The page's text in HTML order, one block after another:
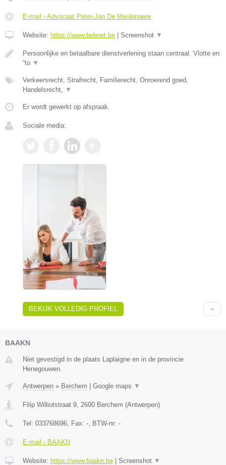
E-mail › Advocaat Peter-Jan De Meulenaere
Website: https://www.beboet.be Screenshot ▼
Persoonlijke en betaalbare dienstverlening staan centraal. Vlotte en
“to ▼
Verkeersrecht, Strafrecht, Familierecht, Onroerend goed,
Handelsrecht, ▼
Er wordt gewerkt op afspraak.
Sociale media:
BEKIJK VOLLEDIG PROFIEL
BAAKN
Niet gevestigd in de plaats Laplaigne en in de provincie
Henegouwen.
Antwerpen » Berchem Google maps ▼
Filip Williotstraat 9 2600 Berchem (Antwerpen)
Tel: 033768696 , Fax: - , BTW-nr: -
E-mail › BAAKN
Website: https://www.baakn.be Screenshot ▼